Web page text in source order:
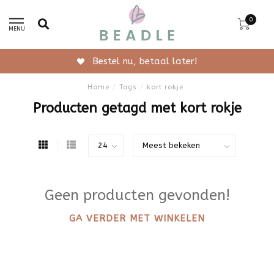
MENU
0
Bestel nu, betaal later!
Home / Tags / kort rokje
Producten getagd met kort rokje
Geen producten gevonden!
GA VERDER MET WINKELEN